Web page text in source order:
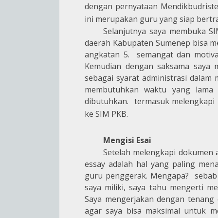
dengan pernyataan
ini merupakan guru yang siap
Selanjutnya saya membuka
daerah Kabupaten Sumenep bisa
angkatan 5. semangat dan
Kemudian dengan saksama
sebagai syarat administrasi
membutuhkan waktu yang
dibutuhkan. termasuk
ke SIM PKB.
Mengisi Esai
Setelah melengkapi
essay adalah hal yang paling
guru penggerak. Mengapa?
saya miliki, saya tahu mengerti
Saya mengerjakan dengan
agar saya bisa maksimal untuk